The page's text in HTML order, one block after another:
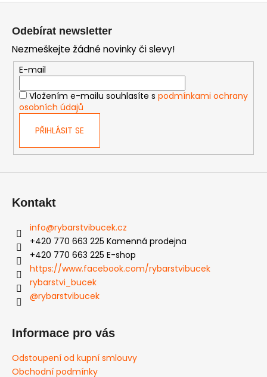
Odebírat newsletter
Nezmeškejte žádné novinky či slevy!
E-mail
Vložením e-mailu souhlasíte s podmínkami ochrany
osobních údajů
PŘIHLÁSIT SE
Kontakt
info@rybarstvibucek.cz
+420 770 663 225 Kamenná prodejna
+420 770 663 225 E-shop
https://www.facebook.com/rybarstvibucek
rybarstvi_bucek
@rybarstvibucek
Informace pro vás
Odstoupení od kupní smlouvy
Obchodní podmínky